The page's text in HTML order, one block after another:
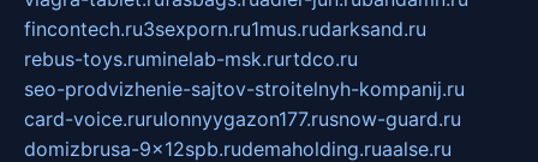
fincontech.ru3sexporn.ru1mus.rudarksand.ru
rebus-toys.ruminelab-msk.rurtdco.ru
seo-prodvizhenie-sajtov-stroitelnyh-kompanij.ru
card-voice.rurulonnyygazon177.rusnow-guard.ru
domizbrusa-9x12spb.rudemaholding.ruaalse.ru